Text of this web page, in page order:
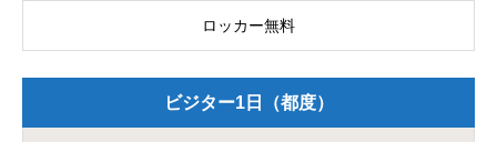
ロッカー無料
ビジター1日（都度）